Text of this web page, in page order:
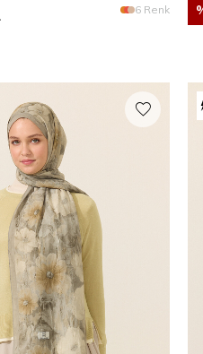
6 Renk